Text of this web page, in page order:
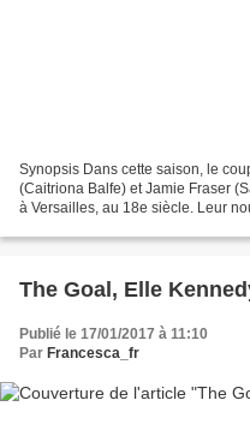
Synopsis Dans cette saison, le
(Caitriona Balfe) et Jamie Fraser
à Versailles, au 18e siècle. Leur
The Goal, Elle
Publié le 17/01/2017 à 11:10
Par Francesca_fr